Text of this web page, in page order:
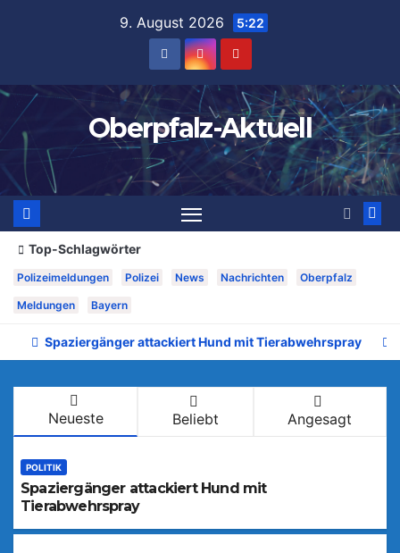
9. August 2026 5:22
Oberpfalz-Aktuell
Top-Schlagwörter
Polizeimeldungen Polizei News Nachrichten Oberpfalz
Meldungen Bayern
Spaziergänger attackiert Hund mit Tierabwehrspray
Neueste Beliebt Angesagt
POLITIK
Spaziergänger attackiert Hund mit
Tierabwehrspray